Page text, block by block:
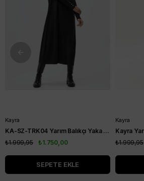
Kayra
KA-SZ-TRK04 Yarım Balıkçı Yaka Triko Elbise Siyah
₺1.750,00
₺1.999,95
SEPETE EKLE
Kayra
₺1.999,95